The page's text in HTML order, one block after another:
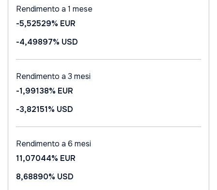
Rendimento a 1 mese
-5,52529% EUR
-4,49897% USD
Rendimento a 3 mesi
-1,99138% EUR
-3,82151% USD
Rendimento a 6 mesi
11,07044% EUR
8,68890% USD